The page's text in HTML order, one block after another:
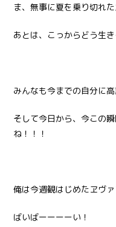
ま、無事に夏を乗り切れ
あとは、こっからどう生き
みんなも今までの自分に
そして今日から、今この
ね！！！
俺は今週観はじめたヱヴ
ばいばーーーーい！